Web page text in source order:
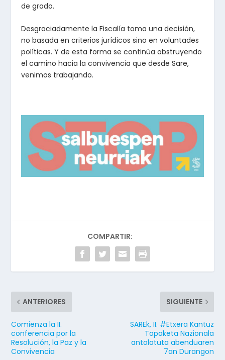
de grado.
Desgraciadamente la Fiscalía toma una decisión,
no basada en criterios jurídicos sino en voluntades
políticas. Y de esta forma se continúa obstruyendo
el camino hacia la convivencia que desde Sare,
venimos trabajando.
COMPARTIR:
ANTERIORES
Comienza la II.
conferencia por la
Resolución, la Paz y la
Convivencia
SIGUIENTE
SAREk, II. #Etxera Kantuz
Topaketa Nazionala
antolatuta abenduaren
7an Durangon